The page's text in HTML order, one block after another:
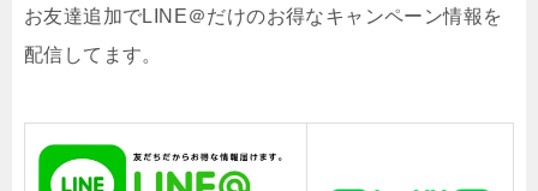
お友達追加でLINE＠だけのお得なキャンペーン情報を
配信してます。